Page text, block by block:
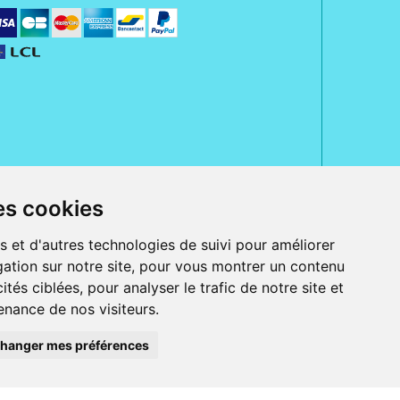
cookies
et d'autres technologies de suivi pour améliorer
sur notre site, pour vous montrer un contenu
ciblées, pour analyser le trafic de notre site et
de nos visiteurs.
mes préférences
Jeanne d' Harcourt, 80300 Albert.
ordonnance.
et iPod touch), ou sur Google Play (pour Androïd 5.0 ou version
Bancontact, PayPal.
beauté et bien-être ainsi que différents services : suivi personnalisé,
la peau, des cheveux...), mesure de la glycémie, perruques.
Pharmactiv réunit près de 1500 adhérents pharmaciens autour d' un
médical sous sa marque BetterLife.